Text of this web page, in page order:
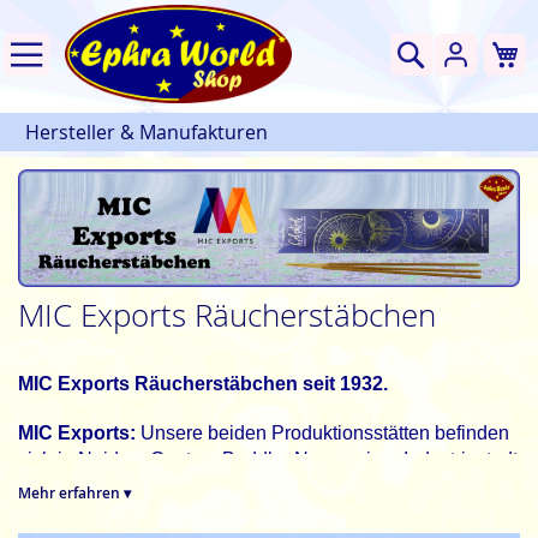
Suche
Hersteller & Manufakturen
MIC Exports Räucherstäbchen
MIC Exports Räucherstäbchen seit 1932.
MIC Exports: Unsere beiden Produktionsstätten befinden
sich in Noida – Gautam Buddha Nagar, einer Industriestadt
in unmittelbarer Nähe von Delhi, der Hauptstadt Indiens.
Mehr erfahren ▾